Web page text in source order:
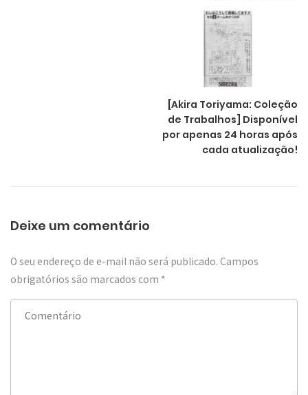
[Akira Toriyama: Coleção
de Trabalhos] Disponível
por apenas 24 horas após
cada atualização!
Deixe um comentário
O seu endereço de e-mail não será publicado. Campos
obrigatórios são marcados com *